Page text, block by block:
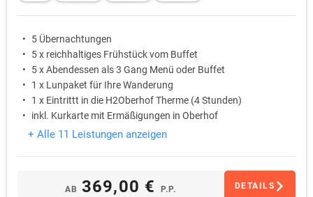
5 Übernachtungen
5 x reichhaltiges Frühstück vom Buffet
5 x Abendessen als 3 Gang Menü oder Buffet
1 x Lunpaket für Ihre Wanderung
1 x Eintrittt in die H2Oberhof Therme (4 Stunden)
inkl. Kurkarte mit Ermäßigungen in Oberhof
+ Alle 11 Leistungen anzeigen
AB 369,00 € P.P. DETAILS